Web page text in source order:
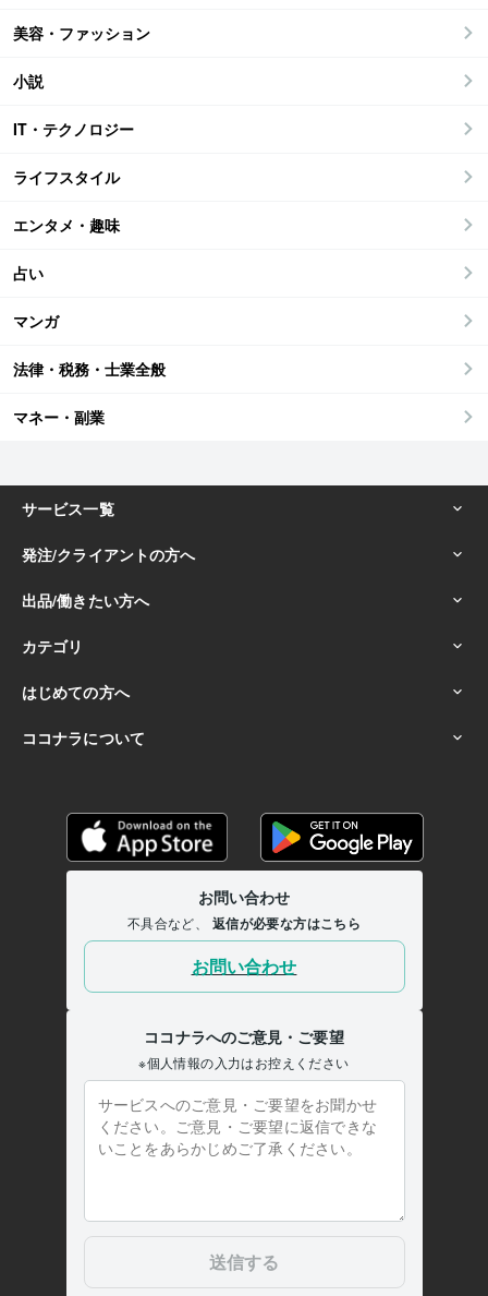
美容・ファッション
小説
IT・テクノロジー
ライフスタイル
エンタメ・趣味
占い
マンガ
法律・税務・士業全般
マネー・副業